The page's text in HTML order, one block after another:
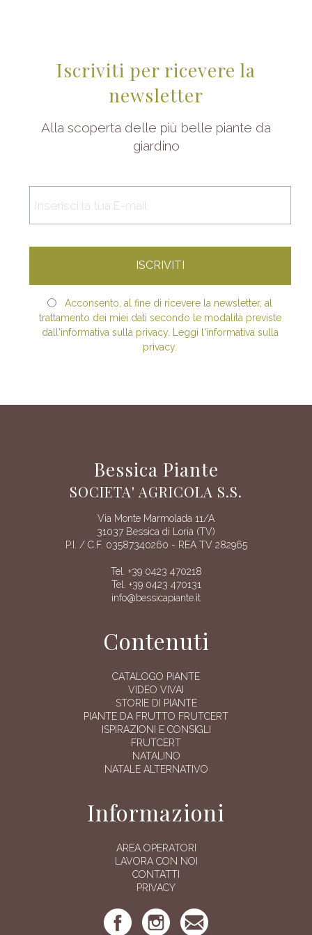
Iscriviti per ricevere la
newsletter
Alla scoperta delle più belle piante da
giardino
Acconsento, al fine di ricevere la newsletter, al
trattamento dei miei dati secondo le modalità previste
dall'informativa sulla privacy. Leggi l'informativa sulla
privacy.
Bessica Piante
SOCIETA' AGRICOLA S.S.
Via Monte Marmolada 11/A
31037 Bessica di Loria (TV)
P.I. / C.F. 03587340260 - REA TV 282965
Tel. +39 0423 470218
Tel. +39 0423 470131
info@bessicapiante.it
Contenuti
CATALOGO PIANTE
VIDEO VIVAI
STORIE DI PIANTE
PIANTE DA FRUTTO FRUTCERT
ISPIRAZIONI E CONSIGLI
FRUTCERT
NATALINO
NATALE ALTERNATIVO
Informazioni
AREA OPERATORI
LAVORA CON NOI
CONTATTI
PRIVACY